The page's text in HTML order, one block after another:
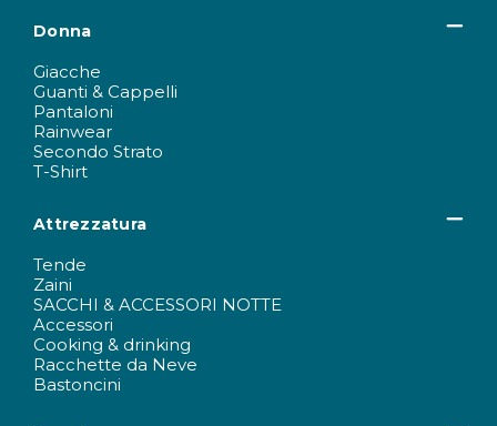
Donna
Giacche
Guanti & Cappelli
Pantaloni
Rainwear
Secondo Strato
T-Shirt
Attrezzatura
Tende
Zaini
SACCHI & ACCESSORI NOTTE
Accessori
Cooking & drinking
Racchette da Neve
Bastoncini